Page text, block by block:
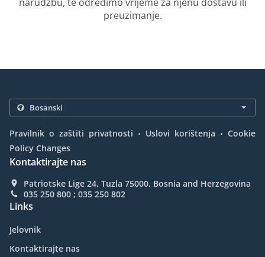
preuzimanje.
Pravilnik o zaštiti privatnosti . Uslovi korištenja . Cookie
Policy Changes
Kontaktirajte nas
Patriotske Lige 24, Tuzla 75000, Bosnia and Herzegovina
035 250 800 ; 035 250 802
Links
Jelovnik
Kontaktirajte nas